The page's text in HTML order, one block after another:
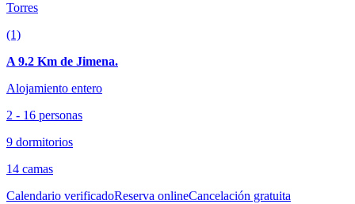
Torres
(1)
A 9.2 Km de Jimena.
Alojamiento entero
2 - 16 personas
9 dormitorios
14 camas
Calendario verificadoReserva onlineCancelación gratuita